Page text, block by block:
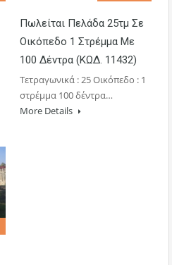
Πωλείται Πελάδα 25τμ Σε
Οικόπεδο 1 Στρέμμα Με
100 Δέντρα (ΚΩΔ. 11432)
Τετραγωνικά : 25 Οικόπεδο : 1
στρέμμα 100 δέντρα…
More Details